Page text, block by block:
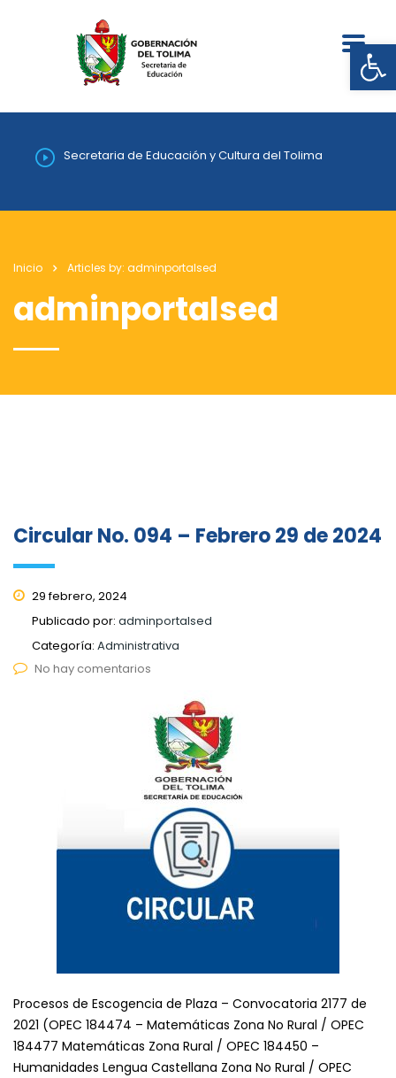
Secretaria de Educación y Cultura del Tolima
Inicio Articles by: adminportalsed
adminportalsed
Circular No. 094 – Febrero 29 de 2024
29 febrero, 2024
Publicado por: adminportalsed
Categoría: Administrativa
No hay comentarios
Procesos de Escogencia de Plaza – Convocatoria 2177 de
2021 (OPEC 184474 – Matemáticas Zona No Rural / OPEC
184477 Matemáticas Zona Rural / OPEC 184450 –
Humanidades Lengua Castellana Zona No Rural / OPEC